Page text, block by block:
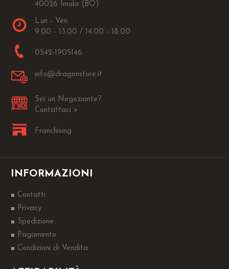
40026 Imola (BO)
Lun - Ven:
9.00 - 13.00 / 14.00 - 18.00
0542-1905146
info@dragonstore.it
Sei un Negoziante?
Contattaci >
Franchising
INFORMAZIONI
Contatti
Privacy
Spedizione
Pagamento
Condizioni di Vendita